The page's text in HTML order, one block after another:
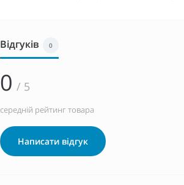
Відгуків 0
0 / 5
середній рейтинг товара
Написати відгук